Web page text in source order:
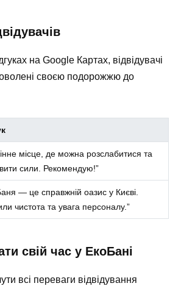
на Google Картах, відвідувачі
своєю подорожжю до
місце, де можна розслабитися та
сили. Рекомендую!”
— це справжній оазис у Києві.
чистота та увага персоналу.”
свій час у ЕкоБані
всі переваги відвідування